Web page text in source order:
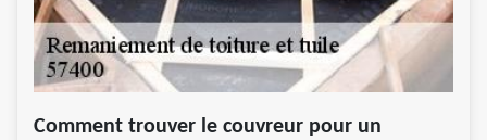
Comment trouver le couvreur pour un